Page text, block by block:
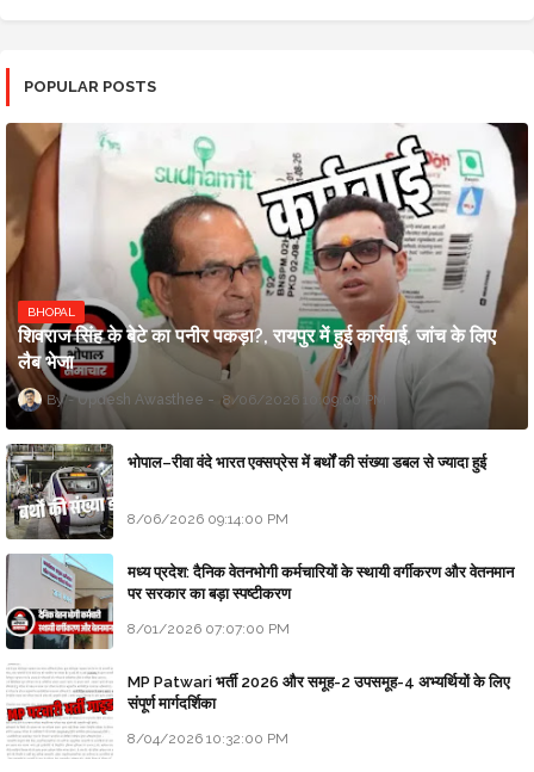
POPULAR POSTS
BHOPAL
शिवराज सिंह के बेटे का पनीर पकड़ा?, रायपुर में हुई कार्रवाई, जांच के लिए
लैब भेजा
Updesh Awasthee 8/06/2026 10:09:00 PM
भोपाल–रीवा वंदे भारत एक्सप्रेस में बर्थों की संख्या डबल से ज्यादा हुई
8/06/2026 09:14:00 PM
मध्य प्रदेश: दैनिक वेतनभोगी कर्मचारियों के स्थायी वर्गीकरण और वेतनमान
पर सरकार का बड़ा स्पष्टीकरण
8/01/2026 07:07:00 PM
MP Patwari भर्ती 2026 और समूह-2 उपसमूह-4 अभ्यर्थियों के लिए
संपूर्ण मार्गदर्शिका
8/04/2026 10:32:00 PM